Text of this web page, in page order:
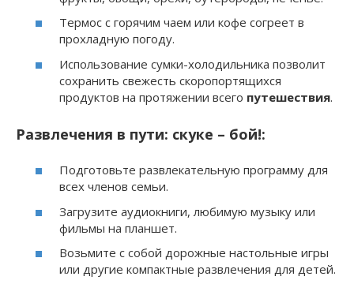
Термос с горячим чаем или кофе согреет в
прохладную погоду.
Использование сумки-холодильника позволит
сохранить свежесть скоропортящихся
продуктов на протяжении всего путешествия.
Развлечения в пути: скуке – бой!:
Подготовьте развлекательную программу для
всех членов семьи.
Загрузите аудиокниги, любимую музыку или
фильмы на планшет.
Возьмите с собой дорожные настольные игры
или другие компактные развлечения для детей.